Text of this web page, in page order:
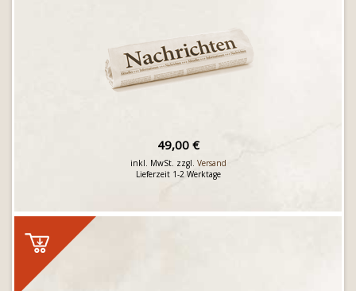
49,00 €
inkl. MwSt. zzgl. Versand
Lieferzeit 1-2 Werktage